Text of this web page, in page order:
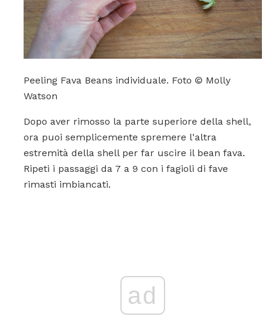
Peeling Fava Beans individuale. Foto © Molly
Watson
Dopo aver rimosso la parte superiore della shell,
ora puoi semplicemente spremere l'altra
estremità della shell per far uscire il bean fava.
Ripeti i passaggi da 7 a 9 con i fagioli di fave
rimasti imbiancati.
ad